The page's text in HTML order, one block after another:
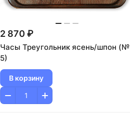
2 870 ₽
Часы Треугольник ясень/шпон (№
5)
В корзину